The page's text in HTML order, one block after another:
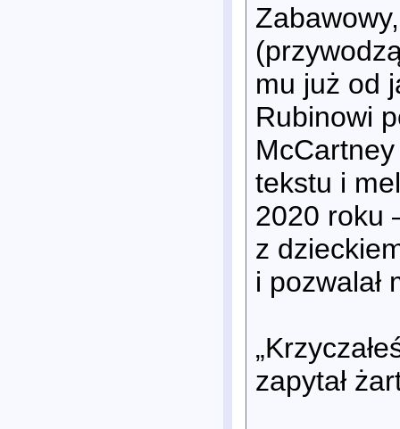
mu już od
Rubinowi
tekstu i
2020 roku
z
i pozwalał
zapytał